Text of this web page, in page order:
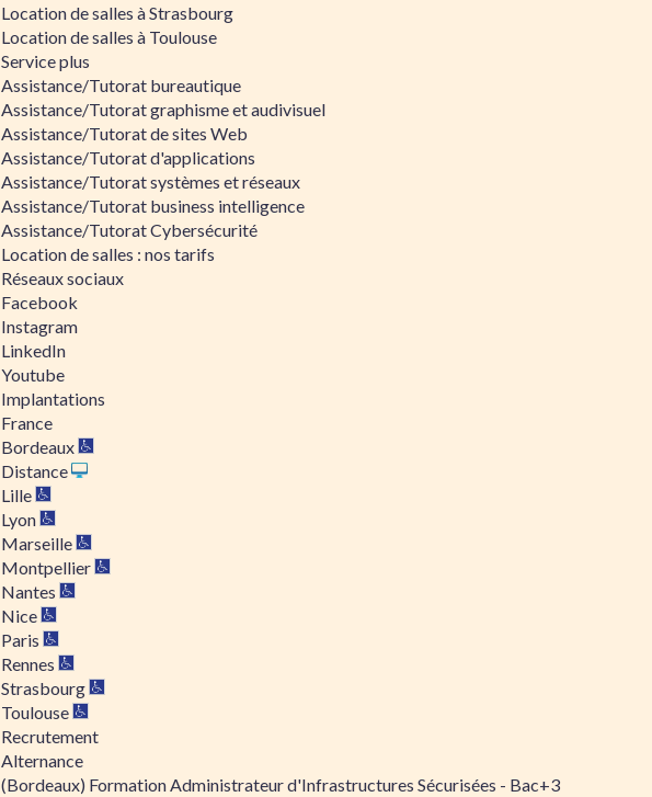
Location de salles à Strasbourg
Location de salles à Toulouse
Service plus
Assistance/Tutorat bureautique
Assistance/Tutorat graphisme et audivisuel
Assistance/Tutorat de sites Web
Assistance/Tutorat d'applications
Assistance/Tutorat systèmes et réseaux
Assistance/Tutorat business intelligence
Assistance/Tutorat Cybersécurité
Location de salles : nos tarifs
Réseaux sociaux
Facebook
Instagram
LinkedIn
Youtube
Implantations
France
Bordeaux
Distance
Lille
Lyon
Marseille
Montpellier
Nantes
Nice
Paris
Rennes
Strasbourg
Toulouse
Recrutement
Alternance
(Bordeaux) Formation Administrateur d'Infrastructures Sécurisées - Bac+3